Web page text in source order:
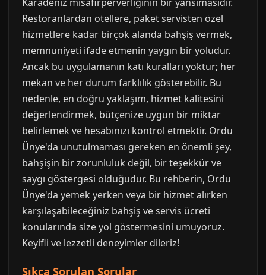
Restoranlardan otellere, paket servisten özel
hizmetlere kadar birçok alanda bahşiş vermek,
memnuniyeti ifade etmenin yaygın bir yoludur.
Ancak bu uygulamanın katı kuralları yoktur; her
mekan ve her durum farklılık gösterebilir. Bu
nedenle, en doğru yaklaşım, hizmet kalitesini
değerlendirmek, bütçenize uygun bir miktar
belirlemek ve hesabınızı kontrol etmektir. Ordu
Ünye'da unutulmaması gereken en önemli şey,
bahşişin bir zorunluluk değil, bir teşekkür ve
saygı göstergesi olduğudur. Bu rehberin, Ordu
Ünye'da yemek yerken veya bir hizmet alırken
karşılaşabileceğiniz bahşiş ve servis ücreti
konularında size yol göstermesini umuyoruz.
Keyifli ve lezzetli deneyimler dileriz!
Sıkça Sorulan Sorular